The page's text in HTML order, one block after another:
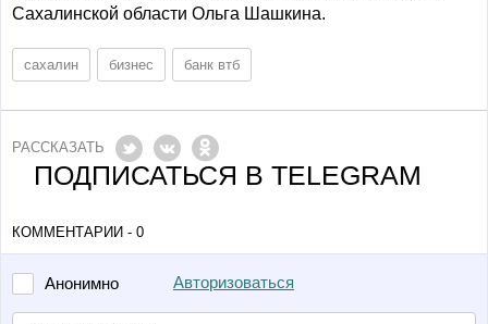
Сахалинской области Ольга Шашкина.
сахалин бизнес банк втб
РАССКАЗАТЬ
ПОДПИСАТЬСЯ В TELEGRAM
КОММЕНТАРИИ - 0
Анонимно Авторизоваться